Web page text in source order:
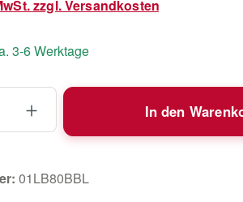
zzgl. Versandkosten
3-6 Werktage
Gib denIn den
01LB80BBL